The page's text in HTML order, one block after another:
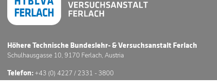
Höhere Technische Bundeslehr- & Versuchsanstalt Ferlach
Schulhausgasse 10, 9170 Ferlach, Austria
Telefon:+43 (0) 4227 / 2331 - 3800